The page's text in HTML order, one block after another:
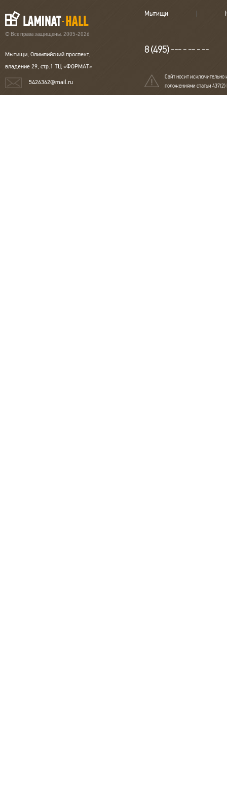
© Все права защищены. 2005-2026
Мытищи, Олимпийский проспект,
владение 29, стр.1 ТЦ «ФОРМАТ»
5426362@mail.ru
Мытищи
8 (495) --- - -- - --
Сайт носит исключительно
положениями статьи